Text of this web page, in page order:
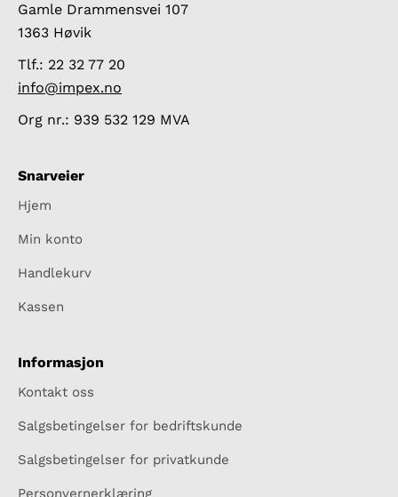
Gamle Drammensvei 107
1363 Høvik
Tlf.: 22 32 77 20
info@impex.no
Org nr.: 939 532 129 MVA
Snarveier
Hjem
Min konto
Handlekurv
Kassen
Informasjon
Kontakt oss
Salgsbetingelser for bedriftskunde
Salgsbetingelser for privatkunde
Personvernerklæring